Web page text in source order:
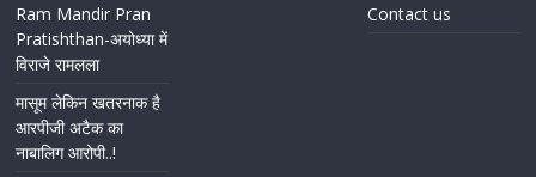
Ram Mandir Pran
Pratishthan-अयोध्या में
विराजे रामलला
मासूम लेकिन खतरनाक है
आरपीजी अटैक का
नाबालिग आरोपी..!
Contact us